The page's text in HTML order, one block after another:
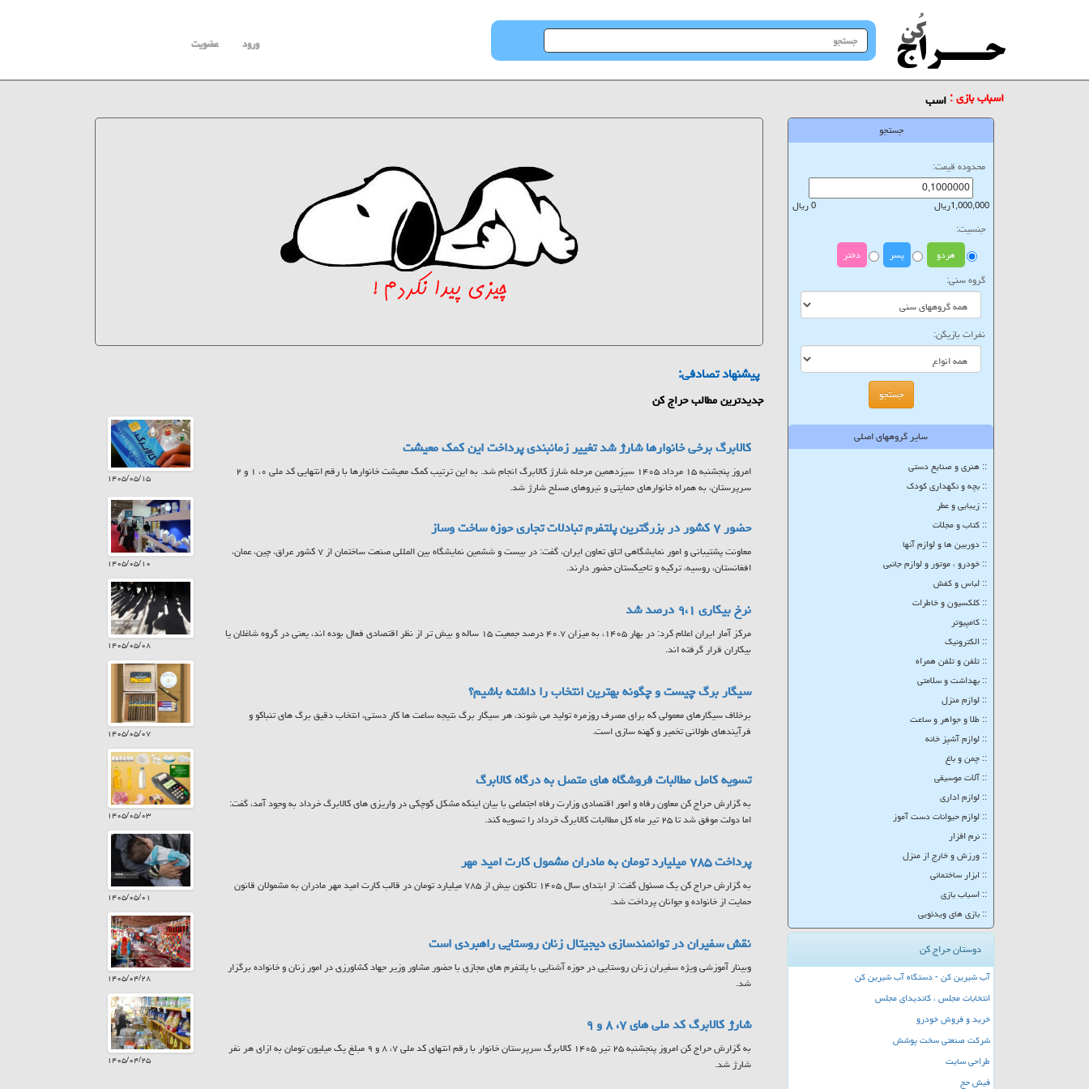
جستجو
در
ورود عضویت
اسباب بازی :اسب
جستجو
محدوده قیمت:
1,000,000ریال 0 ریال
جنسیت:
هردو پسر دختر
گروه سنی:
نفرات بازیکن:
سایر گروههای اصلی
:: هنری و صنایع دستی
:: بچه و نگهداری کودک
:: زیبایی و عطر
:: کتاب و مجلات
:: دوربین ها و لوازم آنها
:: خودرو ، موتور و لوازم جانبی
:: لباس و کفش
:: کلکسیون و خاطرات
:: کامپیوتر
:: الکترونیک
:: تلفن و تلفن همراه
:: بهداشت و سلامتی
:: لوازم منزل
:: طلا و جواهر و ساعت
:: لوازم آشپز خانه
:: چمن و باغ
:: آلات موسیقی
:: لوازم اداری
:: لوازم حیوانات دست آموز
:: نرم افزار
:: ورزش و خارج از منزل
:: ابزار ساختمانی
:: اسباب بازی
:: بازی های ویدئویی
دوستان حراج کن
آب شیرین کن - دستگاه آب شیرین کن
انتخابات مجلس ، کاندیدای مجلس
خرید و فروش خودرو
شرکت صنعتی سخت پوشش
طراحی سایت
فیش حج
پیشنهاد تصادفی:
جدیدترین مطالب حراج کن
کالابرگ برخی خانوارها شارژ شد تغییر زمانبندی پرداخت این کمک معیشت
امروز پنجشنبه ۱۵ مرداد ۱۴۰۵ سیزدهمین مرحله شارژ کالابرگ انجام شد. به این ترتیب کمک معیشت خانوارها با رقم انتهایی کد ملی ۰، ۱ و ۲
سرپرستان، به همراه خانوارهای حمایتی و نیروهای مسلح شارژ شد.
۱۴۰۵/۰۵/۱۵
حضور ۷ کشور در بزرگترین پلتفرم تبادلات تجاری حوزه ساخت وساز
معاونت پشتیبانی و امور نمایشگاهی اتاق تعاون ایران، گفت: در بیست و ششمین نمایشگاه بین المللی صنعت ساختمان از ۷ کشور عراق، چین، عمان،
افغانستان، روسیه، ترکیه و تاجیکستان حضور دارند.
۱۴۰۵/۰۵/۱۰
نرخ بیکاری ۹،۱ درصد شد
مرکز آمار ایران اعلام کرد: در بهار ۱۴۰۵، به میزان ۴۰.۷ درصد جمعیت ۱۵ ساله و بیش تر از نظر اقتصادی فعال بوده اند، یعنی در گروه شاغلان یا
بیکاران قرار گرفته اند.
۱۴۰۵/۰۵/۰۸
سیگار برگ چیست و چگونه بهترین انتخاب را داشته باشیم؟
برخلاف سیگارهای معمولی که برای مصرف روزمره تولید می شوند، هر سیگار برگ نتیجه ساعت ها کار دستی، انتخاب دقیق برگ های تنباکو و
فرآیندهای طولانی تخمیر و کهنه سازی است.
۱۴۰۵/۰۵/۰۷
تسویه کامل مطالبات فروشگاه های متصل به درگاه کالابرگ
به گزارش حراج کن معاون رفاه و امور اقتصادی وزارت رفاه اجتماعی با بیان اینکه مشکل کوچکی در واریزی های کالابرگ خرداد به وجود آمد، گفت:
اما دولت موفق شد تا ۲۵ تیر ماه کل مطالبات کالابرگ خرداد را تسویه کند.
۱۴۰۵/۰۵/۰۳
پرداخت ۷۸۵ میلیارد تومان به مادران مشمول کارت امید مهر
به گزارش حراج کن یک مسئول گفت: از ابتدای سال ۱۴۰۵ تاکنون بیش از ۷۸۵ میلیارد تومان در قالب کارت امید مهر مادران به مشمولان قانون
حمایت از خانواده و جوانان پرداخت شد.
۱۴۰۵/۰۵/۰۱
نقش سفیران در توانمندسازی دیجیتال زنان روستایی راهبردی است
وبینار آموزشی ویژه سفیران زنان روستایی در حوزه آشنایی با پلتفرم های مجازی با حضور مشاور وزیر جهاد کشاورزی در امور زنان و خانواده برگزار
شد.
۱۴۰۵/۰۴/۲۸
شارژ کالابرگ کد ملی های ۷، ۸ و ۹
به گزارش حراج کن امروز پنجشنبه ۲۵ تیر ۱۴۰۵ کالابرگ سرپرستان خانوار با رقم انتهای کد ملی ۷، ۸ و ۹ مبلغ یک میلیون تومان به ازای هر نفر
شارژ شد.
۱۴۰۵/۰۴/۲۵